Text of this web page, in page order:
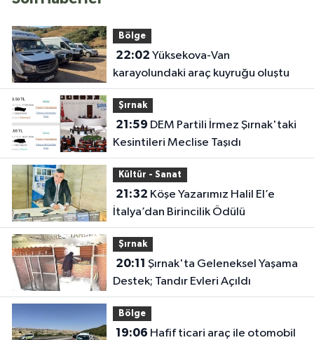
Bölge
22:02
karayolundaki araç kuyruğu oluştu
Şırnak
21:59
Kesintileri Meclise Taşıdı
Kültür - Sanat
21:32
İtalya’dan Birincilik Ödülü
Şırnak
20:11
Destek; Tandır Evleri Açıldı
Bölge
19:06